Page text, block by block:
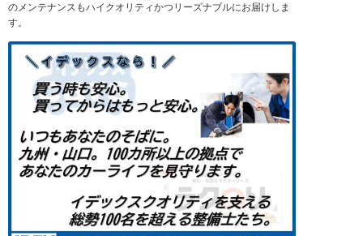
のメンテナンスもハイクオリティかつリーズナブルにお届けしま
す。